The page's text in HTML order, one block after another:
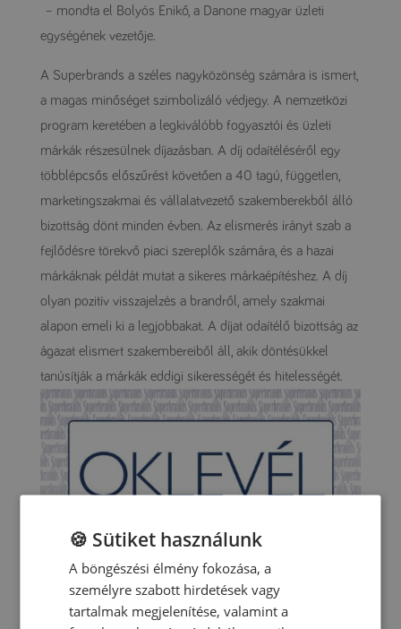
– mondta el Bolyós Enikő, a Danone magyar üzleti
egységének vezetője.
A Superbrands a széles nagyközönség számára is ismert,
a magas minőséget szimbolizáló védjegy. A nemzetközi
program keretében a legkiválóbb fogyasztói és üzleti
márkák részesülnek díjazásban. A díj odaítéléséről egy
többlépcsős előszűrést követően a 40 tagú, független,
marketingszakmai és vállalatvezető szakemberekből álló
bizottság dönt minden évben. Az elismerés irányt szab a
fejlődésre törekvő piaci szereplők számára, és a hazai
márkáknak példát mutat a sikeres márkaépítéshez. A díj
olyan pozitív visszajelzés a brandről, amely szakmai
alapon emeli ki a legjobbakat. A díjat odaítélő bizottság az
ágazat elismert szakembereiből áll, akik döntésükkel
tanúsítják a márkák eddigi sikerességét és hitelességét.
🍪 Sütiket használunk
A böngészési élmény fokozása, a
személyre szabott hirdetések vagy
tartalmak megjelenítése, valamint a